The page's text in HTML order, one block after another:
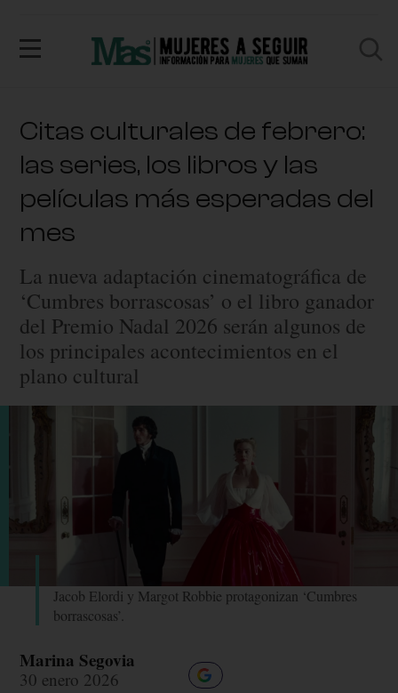
Citas culturales de febrero:
las series, los libros y las
películas más esperadas del
mes
La nueva adaptación cinematográfica de
‘Cumbres borrascosas’ o el libro ganador
del Premio Nadal 2026 serán algunos de
los principales acontecimientos en el
plano cultural
Jacob Elordi y Margot Robbie protagonizan ‘Cumbres
borrascosas’.
Marina Segovia
30 enero 2026